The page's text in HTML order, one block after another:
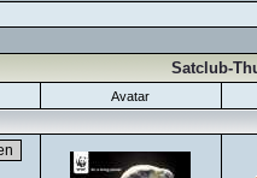
Satclub-
Avatar